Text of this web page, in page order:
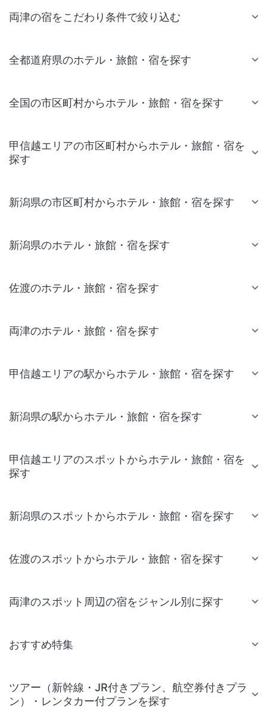
両津の宿をこだわり条件で絞り込む
全都道府県のホテル・旅館・宿を探す
全国の市区町村からホテル・旅館・宿を探す
甲信越エリアの市区町村からホテル・旅館・宿を
探す
新潟県の市区町村からホテル・旅館・宿を探す
新潟県のホテル・旅館・宿を探す
佐渡のホテル・旅館・宿を探す
両津のホテル・旅館・宿を探す
甲信越エリアの駅からホテル・旅館・宿を探す
新潟県の駅からホテル・旅館・宿を探す
甲信越エリアのスポットからホテル・旅館・宿を
探す
新潟県のスポットからホテル・旅館・宿を探す
佐渡のスポットからホテル・旅館・宿を探す
両津のスポット周辺の宿をジャンル別に探す
おすすめ特集
ツアー（新幹線・JR付きプラン、航空券付きプラ
ン）・レンタカー付プランを探す